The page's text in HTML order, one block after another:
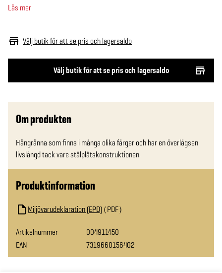
Välj butik för att se pris och lagersaldo
Välj butik för att se pris och lagersaldo
Läs mer
Om produkten
Hängränna som finns i många olika färger och har en överlägsen
livslängd tack vare stålplåtskonstruktionen.
Produktinformation
Miljövarudeklaration (EPD) PDF
Artikelnummer
004911450
EAN
7319660156402